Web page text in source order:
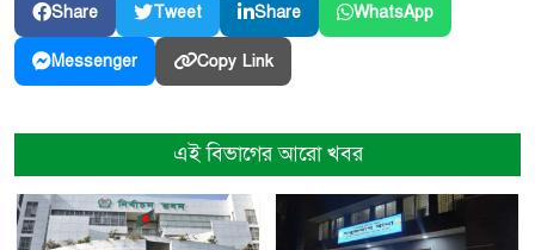
Share Tweet Share WhatsApp
Messenger Copy Link
এই বিভাগের আরো খবর